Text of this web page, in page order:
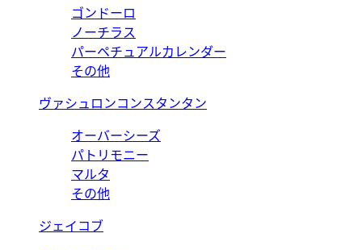
ゴンドーロ
ノーチラス
パーペチュアルカレンダー
その他
ヴァシュロンコンスタンタン
オーバーシーズ
パトリモニー
マルタ
その他
ジェイコブ